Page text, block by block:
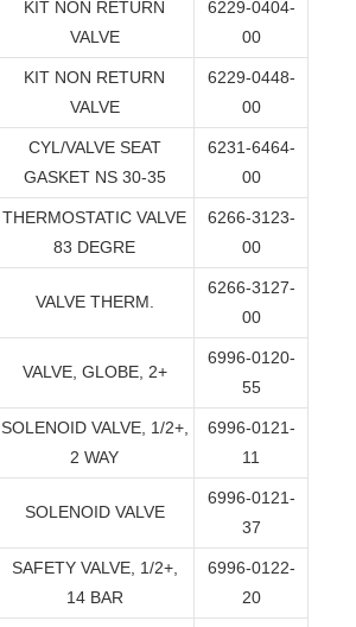
KIT NON RETURN
VALVE
6229-0404-
00
KIT NON RETURN
VALVE
6229-0448-
00
CYL/VALVE SEAT
GASKET NS 30-35
6231-6464-
00
THERMOSTATIC VALVE
83 DEGRE
6266-3123-
00
VALVE THERM.
6266-3127-
00
VALVE, GLOBE, 2+
6996-0120-
55
SOLENOID VALVE, 1/2+,
2 WAY
6996-0121-
11
SOLENOID VALVE
6996-0121-
37
SAFETY VALVE, 1/2+,
14 BAR
6996-0122-
20